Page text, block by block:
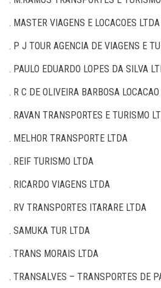
. MASTER VIAGENS E LOCACOES LTDA
. P J TOUR AGENCIA DE VIAGENS E
. PAULO EDUARDO LOPES DA SILVA
. R C DE OLIVEIRA BARBOSA
. RAVAN TRANSPORTES E TURISMO
. MELHOR TRANSPORTE LTDA
. REIF TURISMO LTDA
. RICARDO VIAGENS LTDA
. RV TRANSPORTES ITARARE LTDA
. SAMUKA TUR LTDA
. TRANS MORAIS LTDA
. TRANSALVES – TRANSPORTES DE